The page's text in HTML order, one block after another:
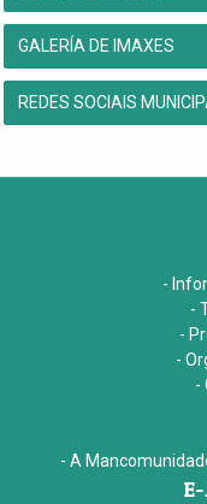
GALERÍA DE IMAXES
REDES SOCIAIS
-
-
-
-
-
- A